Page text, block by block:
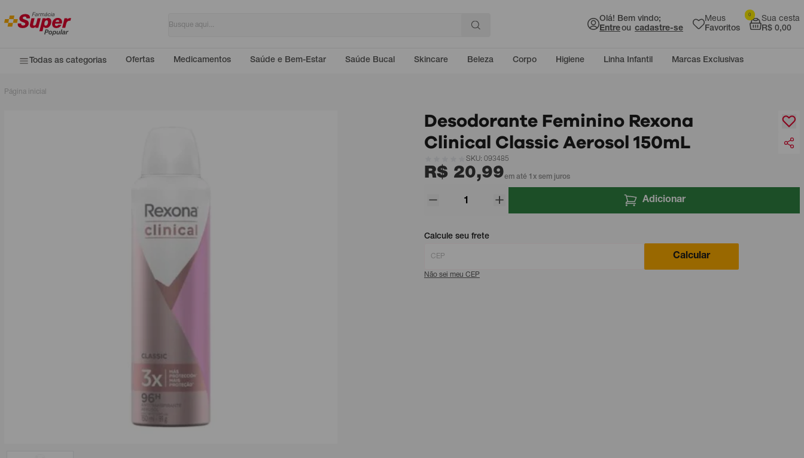
Olá! Bem vindo;
Entreou cadastre-se
Meus
Favoritos
Sua cesta
R$ 0,00
0
Todas as categorias Ofertas Medicamentos Saúde e Bem-Estar Saúde Bucal Skincare Beleza Corpo Higiene Linha Infantil Marcas Exclusivas
Página inicial
Desodorante Feminino Rexona
Clinical Classic Aerosol 150mL
SKU: 093485
R$ 20,99em até 1x sem juros
Adicionar
Calcule seu frete
Calcular
Não sei meu CEP